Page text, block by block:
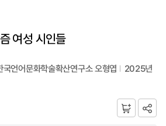
여성 시인들
국언어문화학술확산연구소 오형엽 2025년